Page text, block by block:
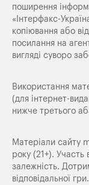
поширення
«Iнтерфакс-
копіювання або
посилання на
вигляді суворо
Використання
(для інтернет-
нижче третього
Матеріали сайту
року (21+). Участь
залежність.
відповідальної